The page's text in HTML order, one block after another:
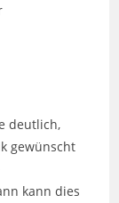
deutlich,
gewünscht
kann dies